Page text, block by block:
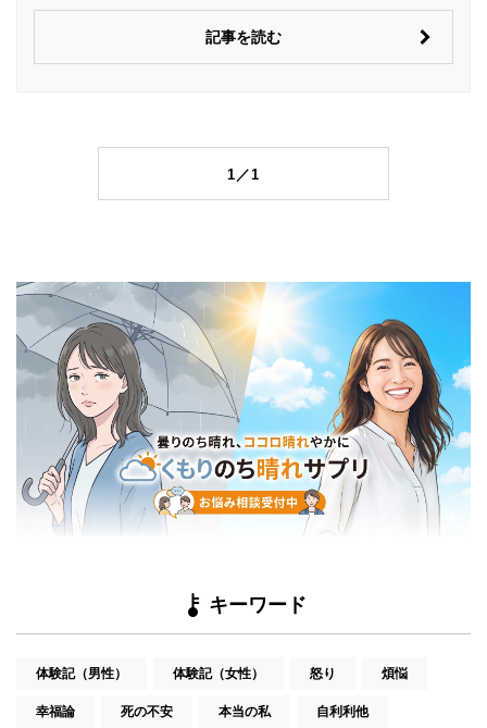
記事を読む
1／1
キーワード
体験記（男性） 体験記（女性） 怒り 煩悩
幸福論 死の不安 本当の私 自利利他